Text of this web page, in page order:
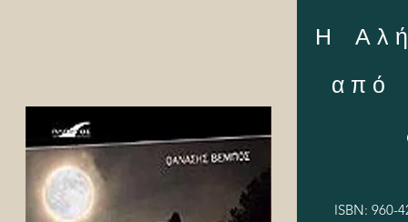
Η
από
ISBN: 960-